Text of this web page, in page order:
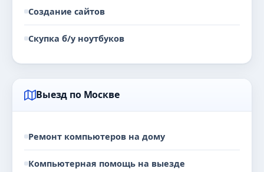
Создание сайтов
Скупка б/у ноутбуков
Выезд по Москве
Ремонт компьютеров на дому
Компьютерная помощь на выезде